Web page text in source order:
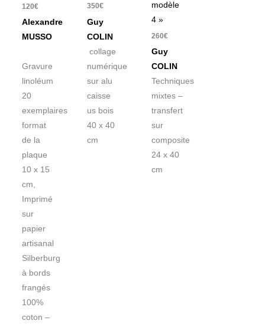
120€
Alexandre
MUSSO
Gravure
linoléum
20
exemplaires
format
de la
plaque
10 x 15
cm,
Imprimé
sur
papier
artisanal
Silberburg
à bords
frangés
100%
coton –
350€
Guy
COLIN
collage
numérique
sur alu
caisse
us bois
40 x 40
cm
modèle
4 »
260€
Guy
COLIN
Techniques
mixtes –
transfert
sur
composite
24 x 40
cm